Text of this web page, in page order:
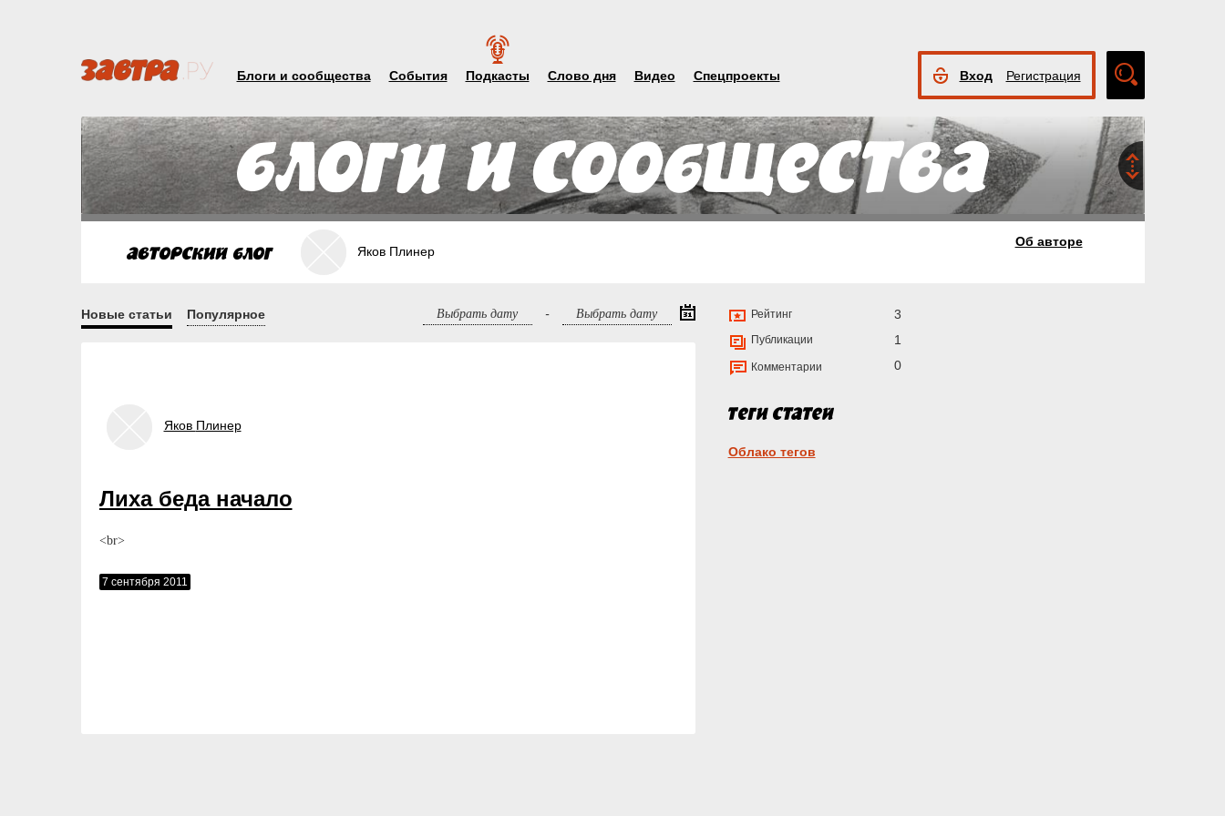
Блоги и сообщества События Подкасты Слово дня Видео Спецпроекты Вход Регистрация
Яков Плинер
Об авторе
Новые статьи Популярное -
Яков Плинер
Лиха беда начало
<br>
7 сентября 2011
Рейтинг 3
Публикации 1
Комментарии 0
Облако тегов